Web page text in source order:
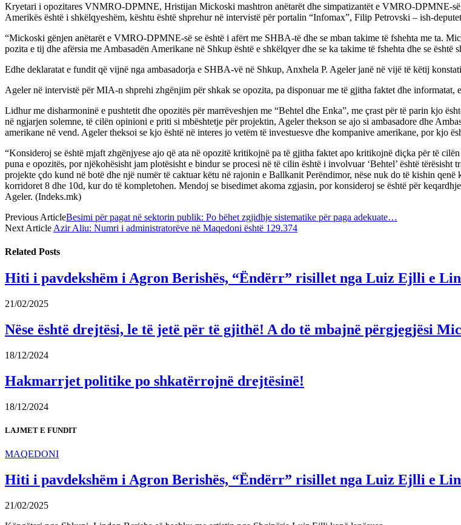
Kryetari i opozitares VNMRO-DPMNE, Hristijan Mickoski mashtron anëtarët dhe simpatizantët e VMRO-DPMNE-
Amerikës është i shkëlqyeshëm, kështu është shprehur në intervistë për portalin “Infomax”, Filip Petrovski – ish-
“Mickoski gënjen anëtarët e VMRO-DPMNE-së se është i afërt me SHBA-të dhe se mban takime të fshehta me ta.
pozita e tij dhe afërsia me Ambasadën Amerikane në Shkup është e shkëlqyer dhe se ka takime të fshehta dhe se
Edhe deklaratat e fundit që vijnë nga ambasadorja e SHBA-vë në Shkup, Anxhela P. Ageler janë në vijë të këtij
Ageler në intervistë për MIA-n shprehi zhgënjim për shkak se opozita, pa disponuar me të gjitha faktet dhe
Lidhur me disharmoninë e pushtetit dhe opozitës për marrëveshjen me “Behtel dhe Enka”, me çrast për të parin kjo
në ngjarjen solemne, të cilën opinioni e priti si mbështetje për projektin, Ageler thekson se ajo si ambasadore dhe
amerikane në vend. Ageler theksoi se kjo është në interes jo vetëm të investuesve dhe kompanive amerikane, por kjo
“Konsideroj se është mjaft zhgënjyese ajo që ata në opozitë kritikojnë pa të gjitha faktet apo kritikojnë diçka për të
puna e opozitës, por njëkohësisht jam plotësisht e bindur se procesi në të cilin është i involvuar ‘Behtel’ është
projekte çdo kund në botë dhe një numër të caktuar këtu në rajonin e Ballkanit Perëndimor, nëse nuk do të kishin
korridoret 8 dhe 10d, kur do të kompletohen. Mendoj se bisedimet akoma zgjasin, por konsideroj se është për
Ageler. (Indeks.mk)
Previous ArticleBesimi për pagat në sektorin publik: Po bëhet zgjidhje sistematike për paga adekuate…
Next Article Azir Aliu: Numri i administratorëve në Maqedoni është 129.374
Related Posts
Hiti i pavdekshëm i Agron Berishës, “Ëndërr” risillet nga Luiz Ejlli e
21/02/2025
Nëse është drejtësi, le të jetë për të gjithë! A do të mbajnë përgjegjësi
18/12/2024
Hakmarrjet politike po shkatërrojnë drejtësinë!
18/12/2024
LAJMET E FUNDIT
MAQEDONI
Hiti i pavdekshëm i Agron Berishës, “Ëndërr” risillet nga Luiz Ejlli e
21/02/2025